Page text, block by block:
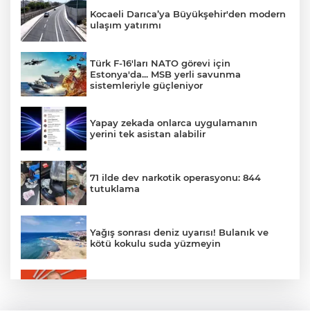
Kocaeli Darıca’ya Büyükşehir'den modern
ulaşım yatırımı
Türk F-16'ları NATO görevi için
Estonya'da... MSB yerli savunma
sistemleriyle güçleniyor
Yapay zekada onlarca uygulamanın
yerini tek asistan alabilir
71 ilde dev narkotik operasyonu: 844
tutuklama
Yağış sonrası deniz uyarısı! Bulanık ve
kötü kokulu suda yüzmeyin